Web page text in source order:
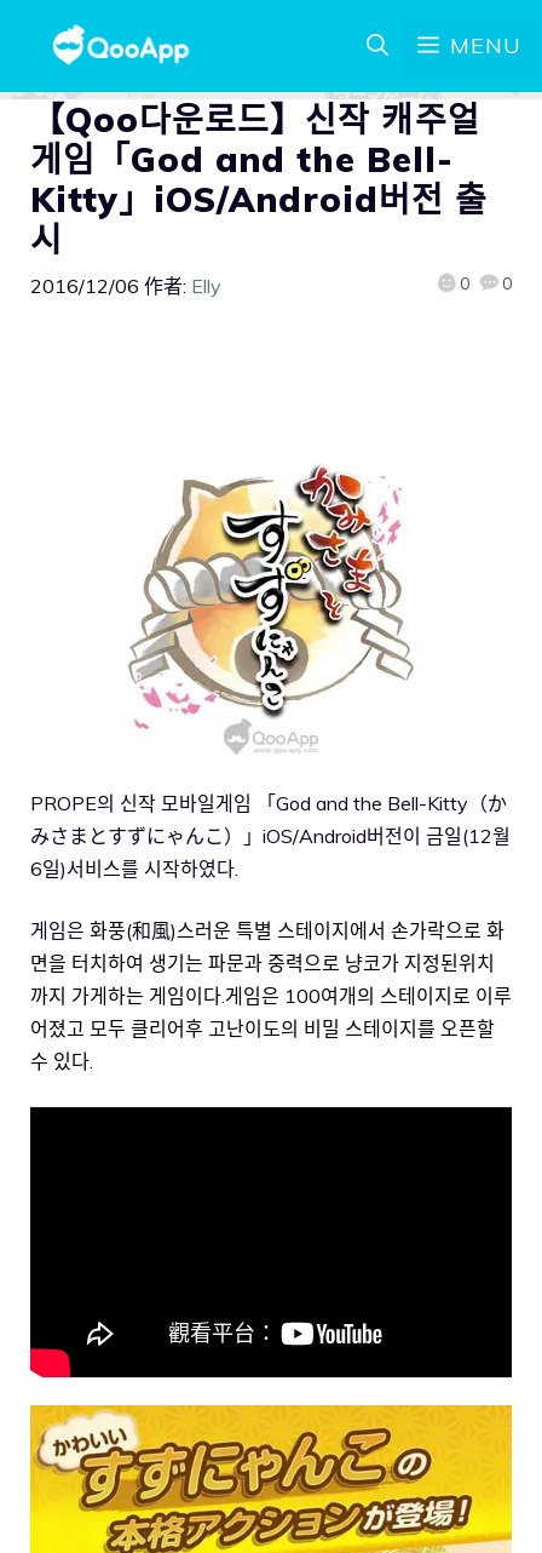
MENU
【Qoo다운로드】신작 캐주얼
게임「God and the Bell-
Kitty」iOS/Android버전 출
시
2016/12/06 作者: Elly 0 0
PROPE의 신작 모바일게임 「God and the Bell-Kitty（か
みさまとすずにゃんこ）」iOS/Android버전이 금일(12월
6일)서비스를 시작하였다.
게임은 화풍(和風)스러운 특별 스테이지에서 손가락으로 화
면을 터치하여 생기는 파문과 중력으로 냥코가 지정된위치
까지 가게하는 게임이다.게임은 100여개의 스테이지로 이루
어졌고 모두 클리어후 고난이도의 비밀 스테이지를 오픈할
수 있다.